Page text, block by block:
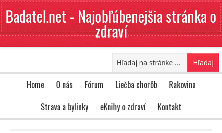
Badatel.net - Najobľúbenejšia stránka o
zdraví
Home O nás Fórum Liečba chorôb
Rakovina
Strava a bylinky
eKnihy o zdraví Kontakt